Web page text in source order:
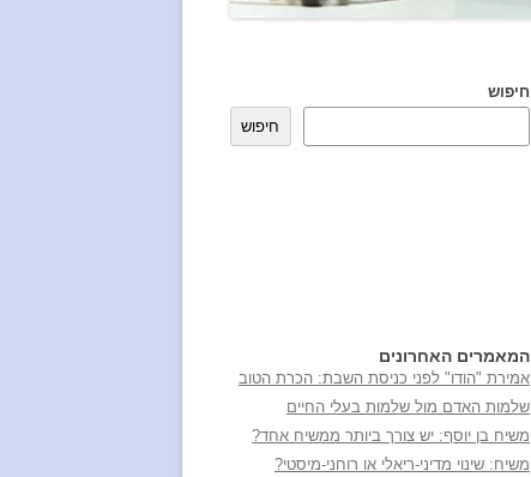
חיפוש
חיפוש
המאמרים האחרונים
אמירת "הודו" לפני כניסת השבת: הכרת הטוב
שלמות האדם מול שלמות בעלי החיים
משיח בן יוסף: יש צורך ביותר ממשיח אחד?
משיח: שינוי מדיני-ריאלי או רוחני-מיסטי?